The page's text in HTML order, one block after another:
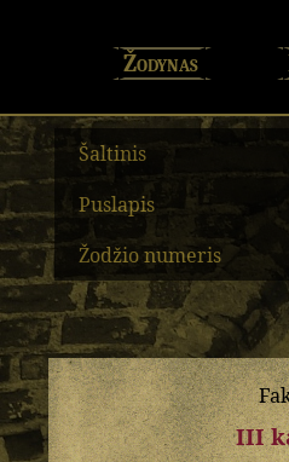
Žodynas
Šaltinis
Puslapis
Žodžio numeris
III